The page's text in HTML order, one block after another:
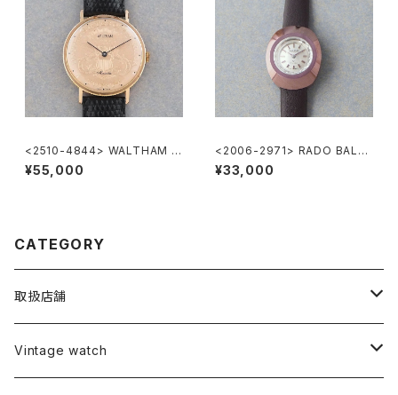
<2510-4844> WALTHAM C
oin Watch
¥55,000
<2006-2971> RADO BALVB
OA
¥33,000
CATEGORY
取扱店舗
L o'clock
Vintage watch